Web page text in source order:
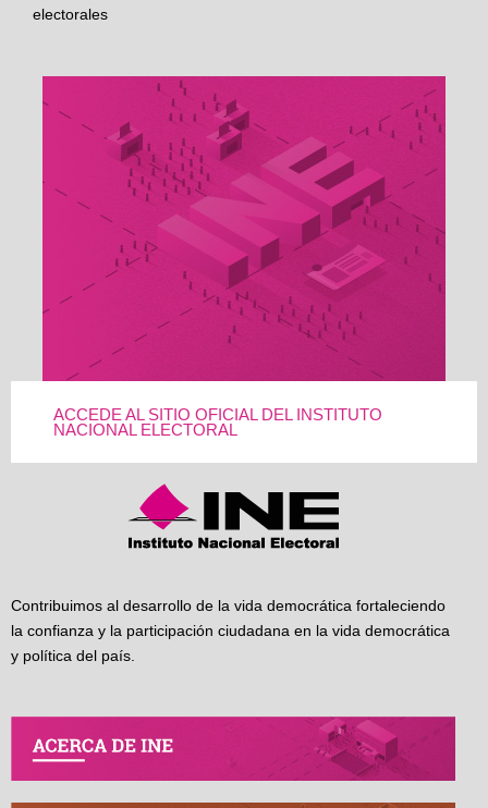
electorales
ACCEDE AL SITIO OFICIAL DEL INSTITUTO
NACIONAL ELECTORAL
Contribuimos al desarrollo de la vida democrática fortaleciendo
la confianza y la participación ciudadana en la vida democrática
y política del país.